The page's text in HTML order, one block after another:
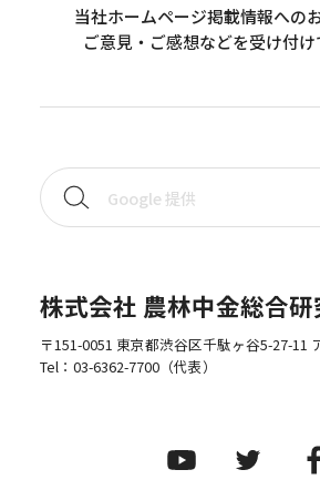
当社ホームページ掲載情報への
ご意見・ご感想などを受け付け
株式会社 農林中金総合研
〒151-0051 東京都渋谷区千駄ヶ谷5-27-11
Tel： 03-6362-7700（代表）